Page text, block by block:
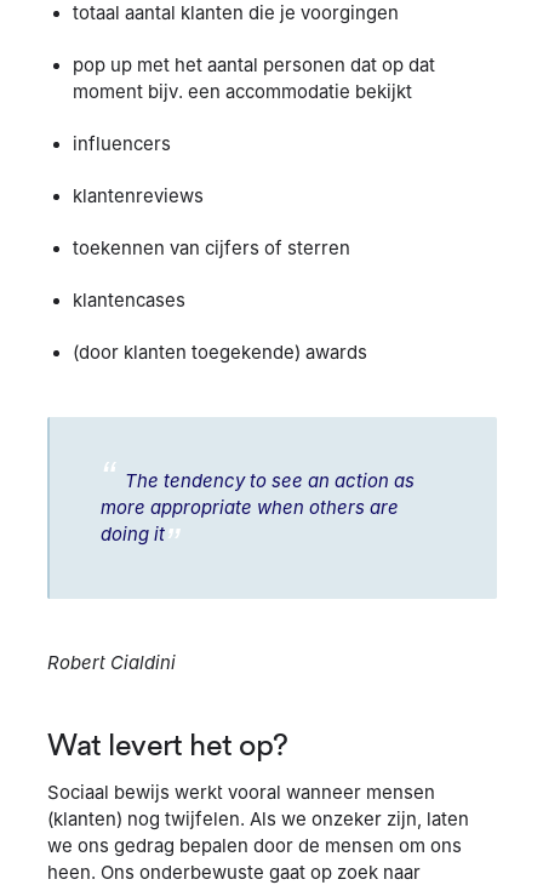
totaal aantal klanten die je voorgingen
pop up met het aantal personen dat op dat
moment bijv. een accommodatie bekijkt
influencers
klantenreviews
toekennen van cijfers of sterren
klantencases
(door klanten toegekende) awards
The tendency to see an action as
more appropriate when others are
doing it
Robert Cialdini
Wat levert het op?
Sociaal bewijs werkt vooral wanneer mensen
(klanten) nog twijfelen. Als we onzeker zijn, laten
we ons gedrag bepalen door de mensen om ons
heen. Ons onderbewuste gaat op zoek naar